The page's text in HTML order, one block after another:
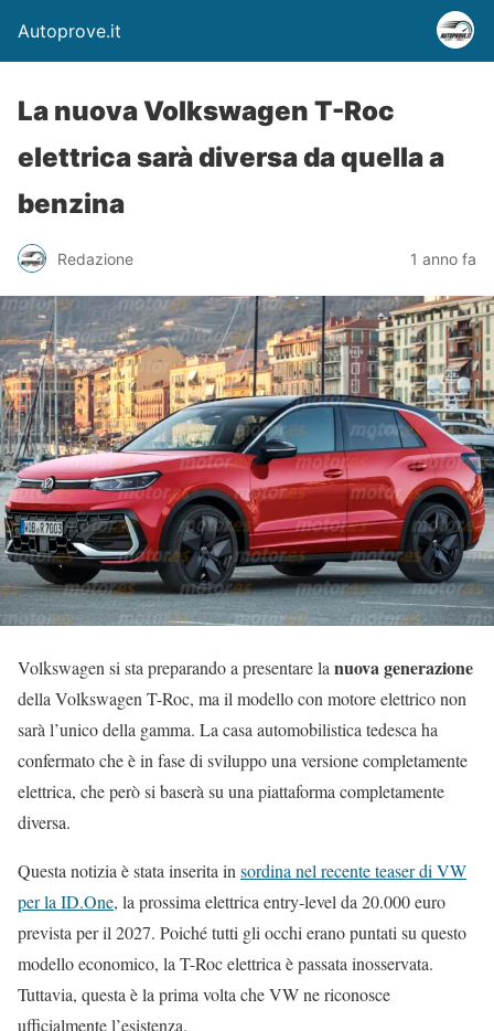
Autoprove.it
La nuova Volkswagen T-Roc
elettrica sarà diversa da quella a
benzina
Redazione 1 anno fa
Volkswagen si sta preparando a presentare la nuova generazione
della Volkswagen T-Roc, ma il modello con motore elettrico non
sarà l’unico della gamma. La casa automobilistica tedesca ha
confermato che è in fase di sviluppo una versione completamente
elettrica, che però si baserà su una piattaforma completamente
diversa.
Questa notizia è stata inserita in sordina nel recente teaser di VW
per la ID.One, la prossima elettrica entry-level da 20.000 euro
prevista per il 2027. Poiché tutti gli occhi erano puntati su questo
modello economico, la T-Roc elettrica è passata inosservata.
Tuttavia, questa è la prima volta che VW ne riconosce
ufficialmente l’esistenza.